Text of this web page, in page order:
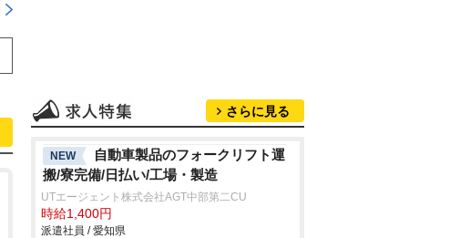
さらに見る
NEW
自動車製品のフォークリフト運
搬/寮完備/日払い/工場・製造
UTエージェント株式会社AGT中部第二CU
時給1,400円
派遣社員 / 愛知県